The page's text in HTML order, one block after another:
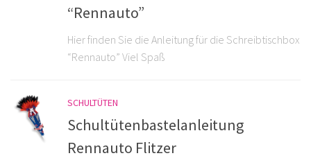
“Rennauto”
Hier finden Sie die Anleitung für die Schreibtischbox
“Rennauto” Viel Spaß
SCHULTÜTEN
Schultütenbastelanleitung
Rennauto Flitzer